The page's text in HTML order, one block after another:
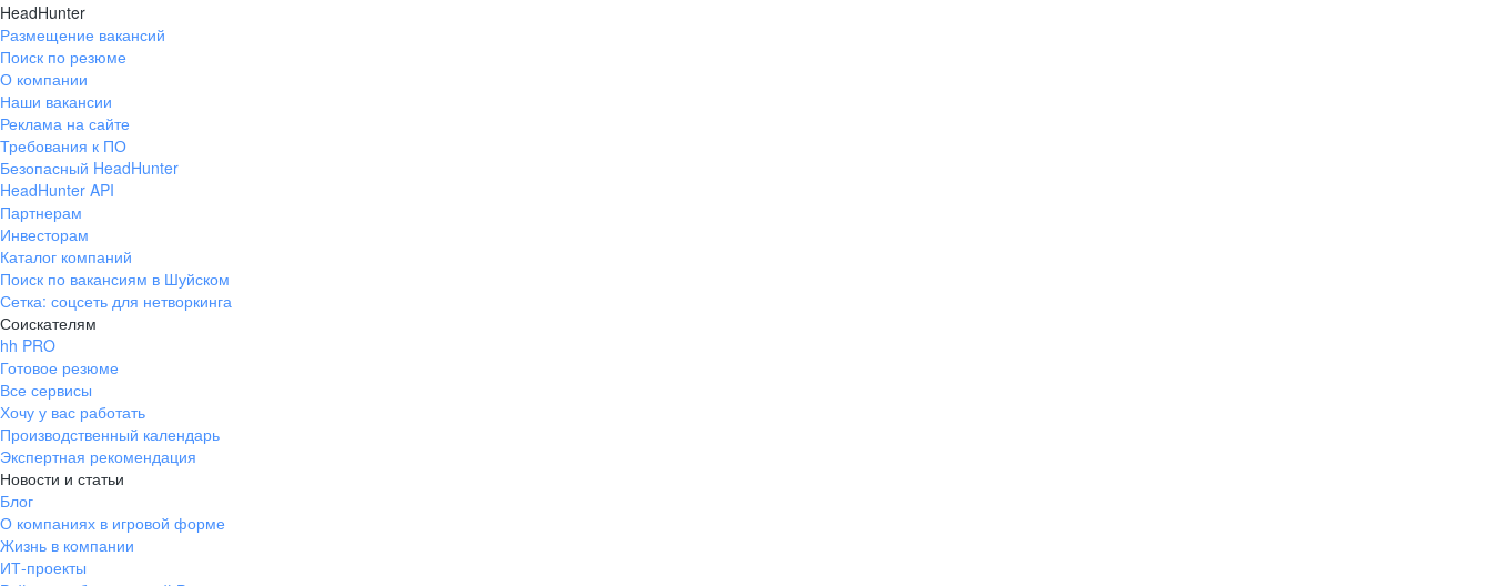
HeadHunter
Размещение вакансий
Поиск по резюме
О компании
Наши вакансии
Реклама на сайте
Требования к ПО
Безопасный HeadHunter
HeadHunter API
Партнерам
Инвесторам
Каталог компаний
Поиск по вакансиям в Шуйском
Сетка: соцсеть для нетворкинга
Соискателям
hh PRO
Готовое резюме
Все сервисы
Хочу у вас работать
Производственный календарь
Экспертная рекомендация
Новости и статьи
Блог
О компаниях в игровой форме
Жизнь в компании
ИТ-проекты